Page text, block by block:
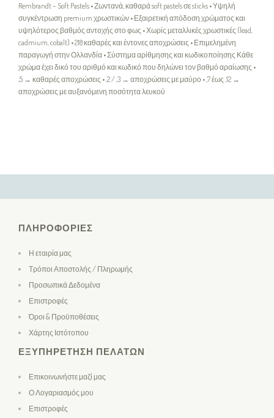
Rembrandt – Soft Pastels • Ζωντανά, καθαρά soft pastels σε sticks • Υψηλή
συγκέντρωση premium χρωστικών • Εξαιρετική απόδοση χρώματος και
υψηλότερος βαθμός αντοχής στο φως • Χωρίς μεταλλικές χρωστικές (lead,
cadmium, cobalt) • 218 καθαρές και έντονες αποχρώσεις • Επιμελημένη
παραγωγή στην Ολλανδία • Σύστημα αρίθμησης και κωδικοποίησης Κάθε
χρώμα έχει δικό του αριθμό και κωδικό που δηλώνει τον βαθμό αραίωσης •
,5 → καθαρές αποχρώσεις • ,2 / ,3 → αποχρώσεις με μαύρο • ,7 έως ,12 →
αποχρώσεις με αυξανόμενη ποσότητα λευκού
ΠΛΗΡΟΦΟΡΊΕΣ
Η εταιρία μας
Τρόποι Αποστολής / Πληρωμής
Προσωπικά Δεδομένα
Επιστροφές
Όροι & Προϋποθέσεις
Χάρτης Ιστότοπου
ΕΞΥΠΗΡΈΤΗΣΗ ΠΕΛΑΤΏΝ
Επικοινωνήστε μαζί μας
Ο Λογαριασμός μου
Επιστροφές